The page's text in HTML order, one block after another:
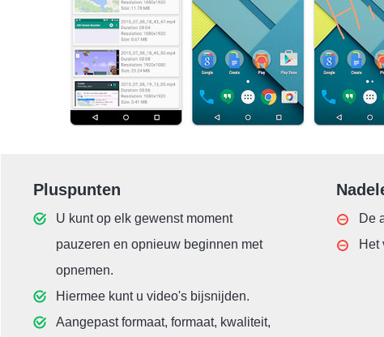
Pluspunten
U kunt op elk gewenst moment
pauzeren en opnieuw beginnen met
opnemen.
Hiermee kunt u video's bijsnijden.
Aangepast formaat, formaat, kwaliteit,
De
Het